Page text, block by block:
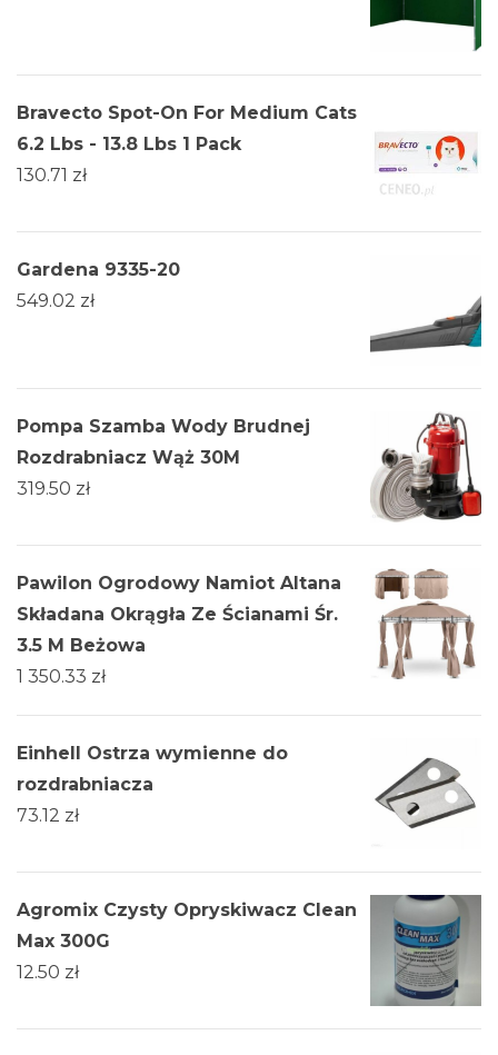
Bravecto Spot-On For Medium Cats
6.2 Lbs - 13.8 Lbs 1 Pack
130.71 zł
Gardena 9335-20
549.02 zł
Pompa Szamba Wody Brudnej
Rozdrabniacz Wąż 30M
319.50 zł
Pawilon Ogrodowy Namiot Altana
Składana Okrągła Ze Ścianami Śr.
3.5 M Beżowa
1 350.33 zł
Einhell Ostrza wymienne do
rozdrabniacza
73.12 zł
Agromix Czysty Opryskiwacz Clean
Max 300G
12.50 zł